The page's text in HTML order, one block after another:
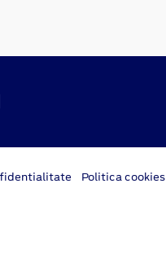
Politica cookies